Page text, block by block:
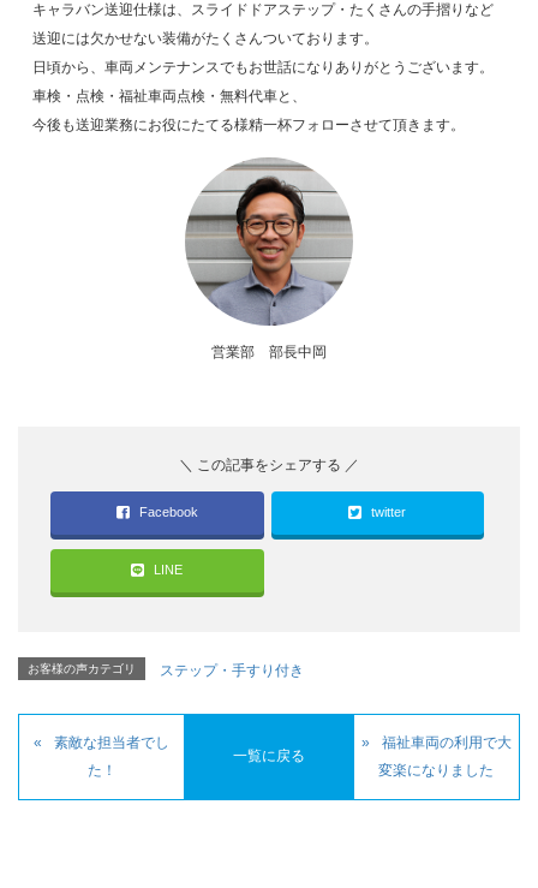
キャラバン送迎仕様は、スライドドアステップ・たくさんの手摺りなど
送迎には欠かせない装備がたくさんついております。
日頃から、車両メンテナンスでもお世話になりありがとうございます。
車検・点検・福祉車両点検・無料代車と、
今後も送迎業務にお役にたてる様精一杯フォローさせて頂きます。
営業部 部長中岡
Facebook twitter
LINE
お客様の声カテゴリ ステップ・手すり付き
素敵な担当者でし
た！
一覧に戻る
福祉車両の利用で大
変楽になりました